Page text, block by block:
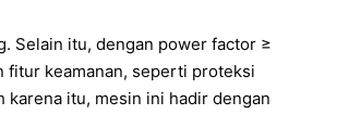
Selain itu, dengan power factor ≥
fitur keamanan, seperti proteksi
karena itu, mesin ini hadir dengan